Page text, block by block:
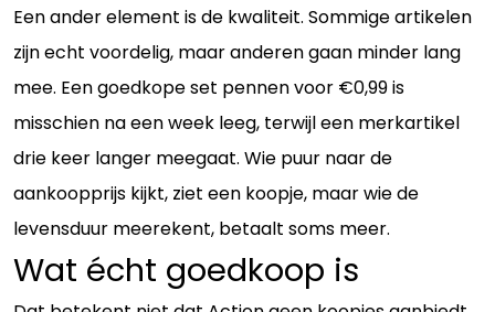
Een ander element is de kwaliteit. Sommige artikelen
zijn echt voordelig, maar anderen gaan minder lang
mee. Een goedkope set pennen voor €0,99 is
misschien na een week leeg, terwijl een merkartikel
drie keer langer meegaat. Wie puur naar de
aankoopprijs kijkt, ziet een koopje, maar wie de
levensduur meerekent, betaalt soms meer.
Wat écht goedkoop is